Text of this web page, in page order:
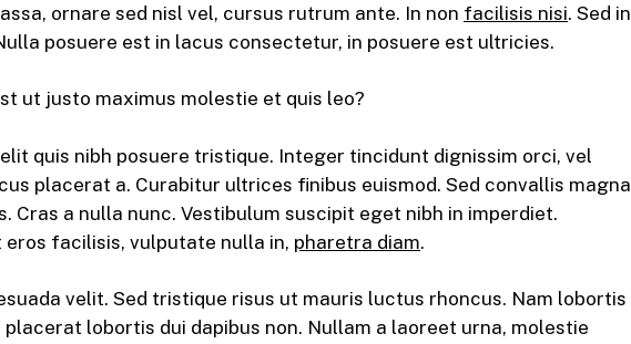
ornare sed nisl vel, cursus rutrum ante. In non facilisis nisi. Sed in
posuere est in lacus consectetur, in posuere est ultricies.
ut justo maximus molestie et quis leo?
quis nibh posuere tristique. Integer tincidunt dignissim orci, vel
placerat a. Curabitur ultrices finibus euismod. Sed convallis magna
Cras a nulla nunc. Vestibulum suscipit eget nibh in imperdiet.
eros facilisis, vulputate nulla in, pharetra diam.
velit. Sed tristique risus ut mauris luctus rhoncus. Nam lobortis
lobortis dui dapibus non. Nullam a laoreet urna, molestie